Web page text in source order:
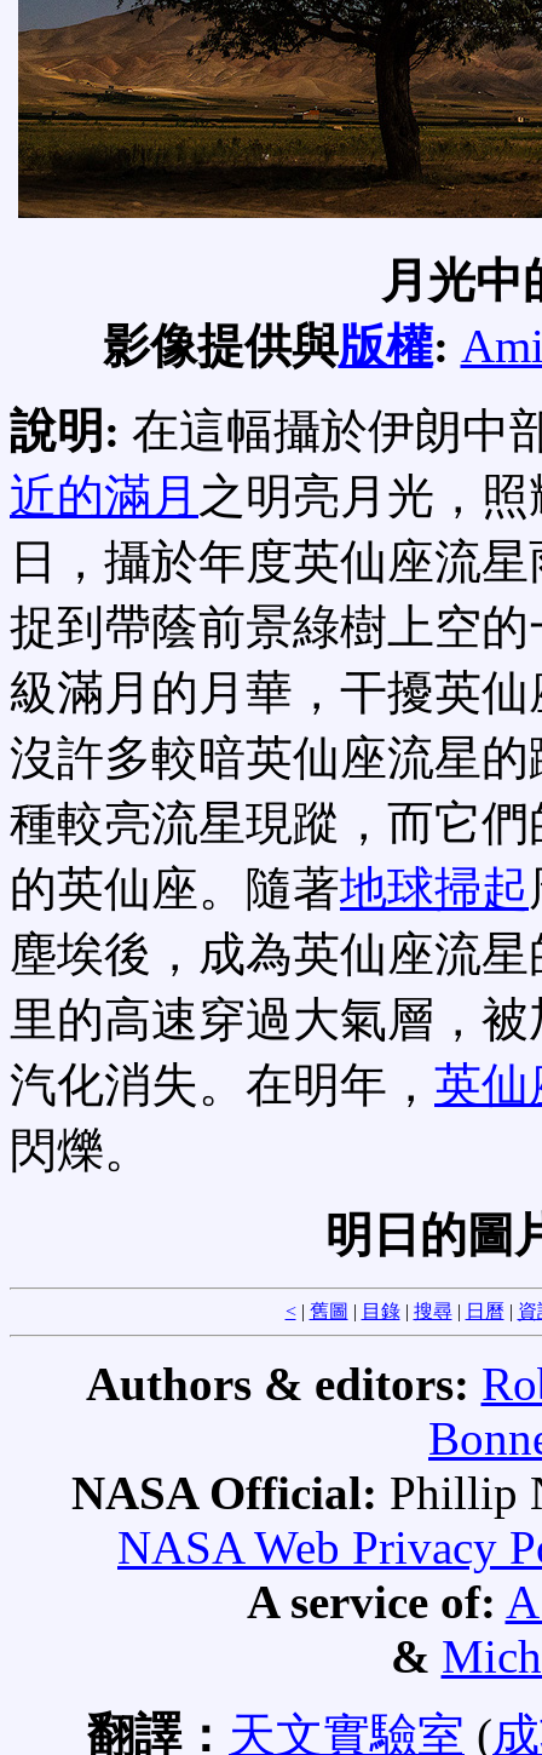
月光中
影像提供與版權:
說明: 在這幅攝於伊朗中
近的滿月 之明亮月光，
日，攝於年度英仙座流
捉到帶蔭前景綠樹上空
級滿月的月華，干擾英
沒許多較暗英仙座流星
種較亮流星現蹤，而它
的英仙座。隨著地球掃起
塵埃後，成為英仙座流星
里的高速穿過大氣層，
汽化消失。在明年， 英仙
閃爍。
明日的圖
<| 舊圖 | 目錄| 搜尋| 日曆 | 資
Authors & editors:
NASA Official: Phillip
NASA Web Privacy
A service of:
&
翻譯： 天文實驗室 (